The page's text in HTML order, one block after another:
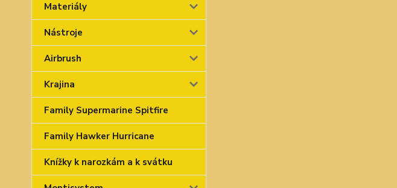
Materiály
Nástroje
Airbrush
Krajina
Family Supermarine Spitfire
Family Hawker Hurricane
Knížky k narozkám a k svátku